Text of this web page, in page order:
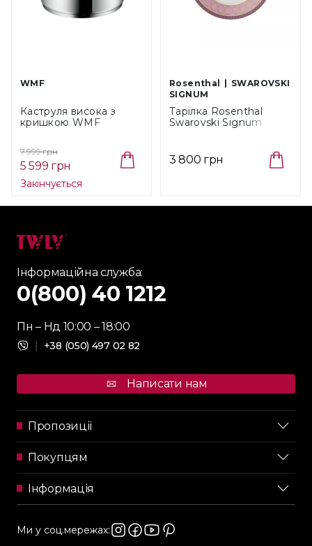
WMF
Каструля висока з
кришкою WMF
7 999 грн
5 599 грн
Закінчується
Rosenthal
SWAROVSKI
SIGNUM
Тарілка Rosenthal
Swarovski Signum
3 800 грн
Інформаційна служба:
0(800) 40 1212
Пн – Нд 10:00 – 18:00
| +38 (050) 497 02 82
Написати нам
Пропозиції
Покупцям
Інформація
Ми у соц.мережах: